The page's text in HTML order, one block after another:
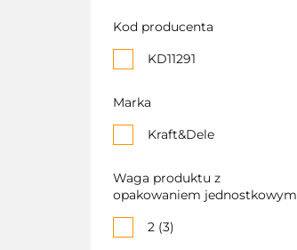
Kod producenta
KD11291
Marka
Kraft&Dele
Waga produktu z
opakowaniem jednostkowym
2 (3)